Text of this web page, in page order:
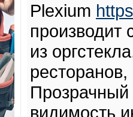
Plexium
из
ресторанов,
видимость